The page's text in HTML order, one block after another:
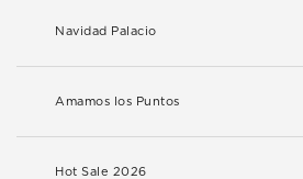
Navidad Palacio
Amamos los Puntos
Hot Sale 2026